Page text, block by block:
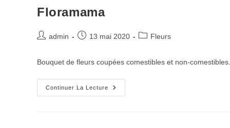
Floramama
Postadmin
Post13 mai 2020
PostFleurs
Bouquet de fleurs coupées comestibles et non-comestibles.
Continuer La Lecture Floramama